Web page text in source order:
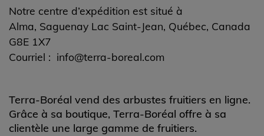
Notre centre d’expédition est situé à
Alma, Saguenay Lac Saint-Jean, Québec, Canada
G8E 1X7
Courriel : info@terra-boreal.com
Terra-Boréal vend des arbustes fruitiers en ligne.
Grâce à sa boutique, Terra-Boréal offre à sa
clientèle une large gamme de fruitiers.